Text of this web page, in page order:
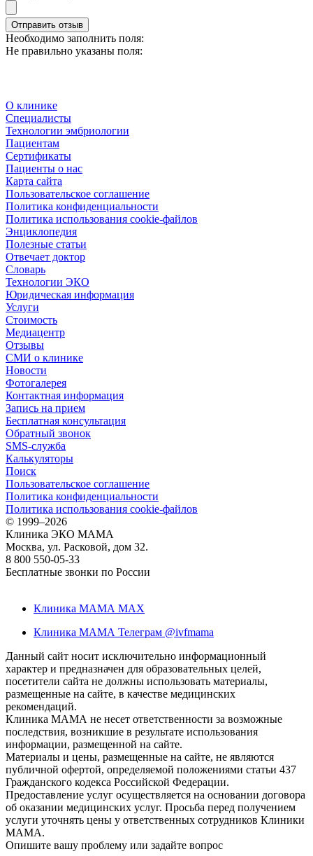
Отправить отзыв
Необходимо заполнить поля:
Не правильно указаны поля:
О клинике
Специалисты
Технологии эмбриологии
Пациентам
Сертификаты
Пациенты о нас
Карта сайта
Пользовательское соглашение
Политика конфиденциальности
Политика использования cookie-файлов
Энциклопедия
Полезные статьи
Отвечает доктор
Словарь
Технологии ЭКО
Юридическая информация
Услуги
Стоимость
Медиацентр
Отзывы
СМИ о клинике
Новости
Фотогалерея
Контактная информация
Запись на прием
Бесплатная консультация
Обратный звонок
SMS-служба
Калькуляторы
Поиск
Пользовательское соглашение
Политика конфиденциальности
Политика использования cookie-файлов
© 1999–2026
Клиника ЭКО МАМА
Москва, ул. Расковой, дом 32.
8 800 550-05-33
Бесплатные звонки по России
Клиника МАМА MAX
Клиника МАМА Телеграм @ivfmama
Данный сайт носит исключительно информационный
характер и предназначен для образовательных целей,
посетители сайта не должны использовать материалы,
размещенные на сайте, в качестве медицинских
рекомендаций.
Клиника МАМА не несет ответственности за возможные
последствия, возникшие в результате использования
информации, размещенной на сайте.
Материалы и цены, размещенные на сайте, не являются
публичной офертой, определяемой положениями статьи 437
Гражданского кодекса Российской Федерации.
Предоставление услуг осуществляется на основании договора
об оказании медицинских услуг. Просьба перед получением
услуги уточнять цены у ответственных сотрудников Клиники
МАМА.
Опишите вашу проблему или задайте вопрос